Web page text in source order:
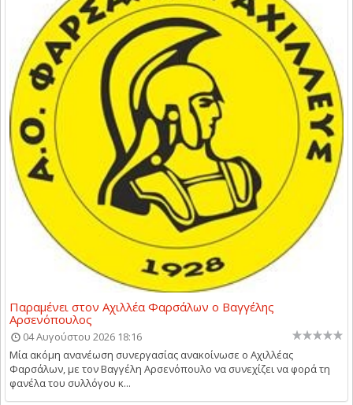
Παραμένει στον Αχιλλέα Φαρσάλων ο Βαγγέλης
Αρσενόπουλος
04 Αυγούστου 2026 18:16
Μία ακόμη ανανέωση συνεργασίας ανακοίνωσε ο Αχιλλέας
Φαρσάλων, με τον Βαγγέλη Αρσενόπουλο να συνεχίζει να φορά τη
φανέλα του συλλόγου κ...